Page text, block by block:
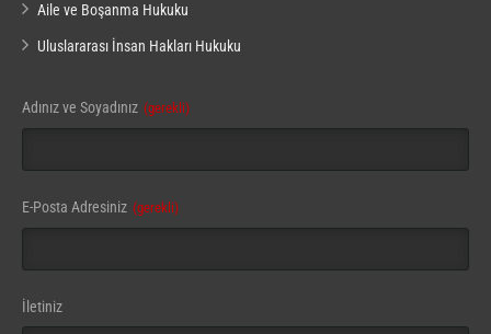
Aile ve Boşanma Hukuku
Uluslararası İnsan Hakları Hukuku
Email
Address (gerekli)
Adınız ve Soyadınız (gerekli)
E-Posta Adresiniz (gerekli)
İletiniz